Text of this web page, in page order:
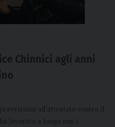
Chinnici agli anni
all’attentato contro il
lavorato a lungo con i